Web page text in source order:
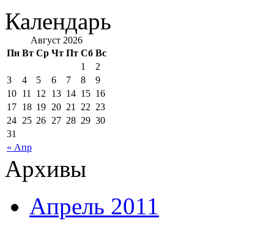
Календарь
Август 2026
Пн Вт Ср Чт Пт Сб Вс
« Апр
1
2
3
4 5 6 7 8
9
10 11 12 13 14 15 16
17 18 19 20 21 22 23
24 25 26 27 28 29 30
31
Архивы
Апрель 2011